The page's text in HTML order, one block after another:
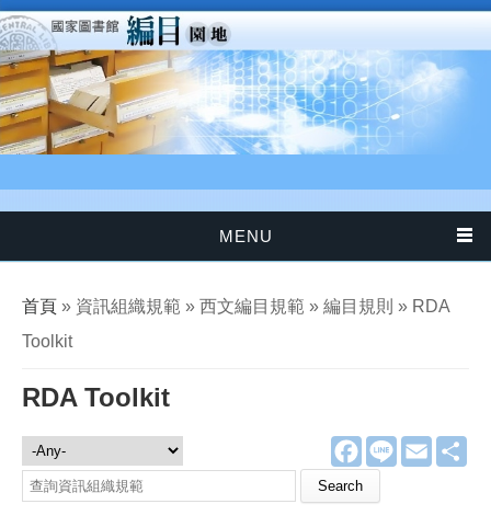
移至主內容
MENU
您在這裡
首頁 » 資訊組織規範 » 西文編目規範 » 編目規則 » RDA
Toolkit
RDA Toolkit
F
a
e
L
E
m
資訊組織規範
Search this site